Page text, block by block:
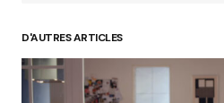
Your Name
D'AUTRES ARTICLES